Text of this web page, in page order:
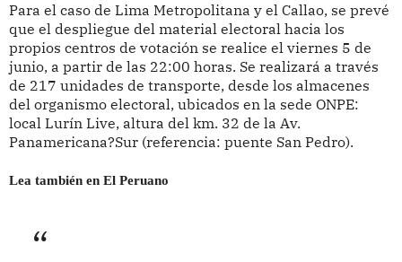
Para el caso de Lima Metropolitana y el Callao, se prevé
que el despliegue del material electoral hacia los
propios centros de votación se realice el viernes 5 de
junio, a partir de las 22:00 horas. Se realizará a través
de 217 unidades de transporte, desde los almacenes
del organismo electoral, ubicados en la sede ONPE:
local Lurín Live, altura del km. 32 de la Av.
Panamericana?Sur (referencia: puente San Pedro).
Lea también en El Peruano